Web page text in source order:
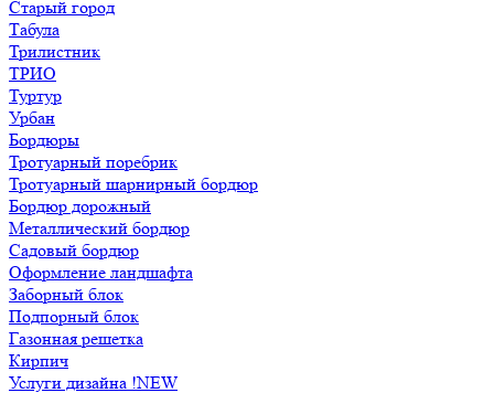
Старый город
Табула
Трилистник
ТРИО
Туртур
Урбан
Бордюры
Тротуарный поребрик
Тротуарный шарнирный бордюр
Бордюр дорожный
Металлический бордюр
Садовый бордюр
Оформление ландшафта
Заборный блок
Подпорный блок
Газонная решетка
Кирпич
Услуги дизайна !NEW